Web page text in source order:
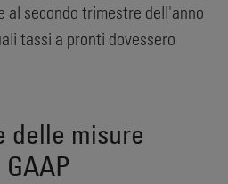
al secondo trimestre dell'anno
tassi a pronti dovessero
delle misure